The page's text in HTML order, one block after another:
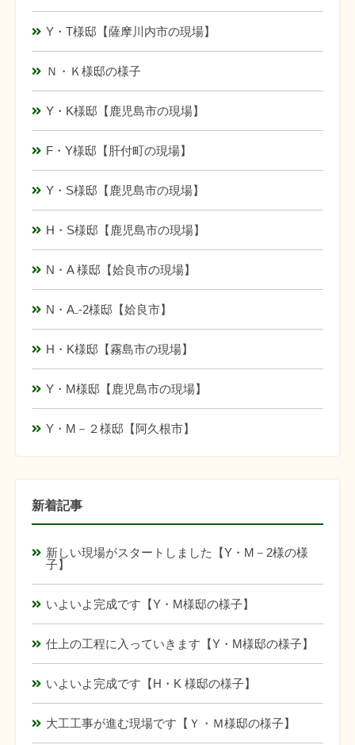
Y・T様邸【薩摩川内市の現場】
Ｎ・Ｋ様邸の様子
Y・K様邸【鹿児島市の現場】
F・Y様邸【肝付町の現場】
Y・S様邸【鹿児島市の現場】
H・S様邸【鹿児島市の現場】
N・A 様邸【姶良市の現場】
N・A₋-2様邸【姶良市】
H・K様邸【霧島市の現場】
Y・M様邸【鹿児島市の現場】
Y・M－２様邸【阿久根市】
新着記事
新しい現場がスタートしました【Y・M－2様の様
子】
いよいよ完成です【Y・M様邸の様子】
仕上の工程に入っていきます【Y・M様邸の様子】
いよいよ完成です【H・K 様邸の様子】
大工工事が進む現場です【Ｙ・Ｍ様邸の様子】